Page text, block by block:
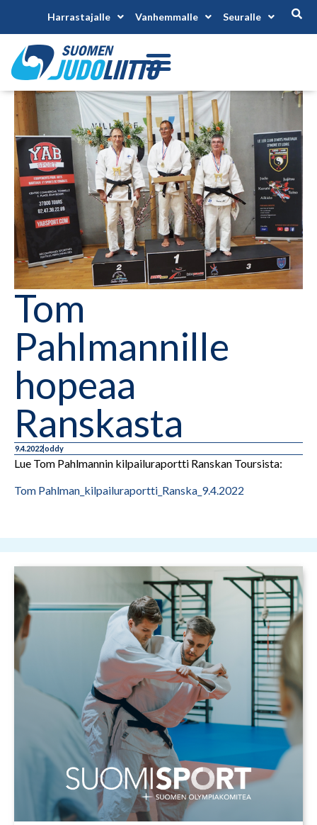
Harrastajalle Vanhemmalle Seuralle
Tom
Pahlmannille
hopeaa
Ranskasta
9.4.2022oddy
Lue Tom Pahlmannin kilpailuraportti Ranskan Toursista:
Tom Pahlman_kilpailuraportti_Ranska_9.4.2022